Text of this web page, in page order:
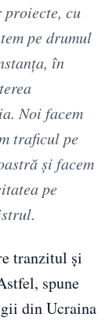
proiecte, cu
pe drumul
în
Noi facem
traficul pe
şi facem
pe
tranzitul şi
spune
din Ucraina